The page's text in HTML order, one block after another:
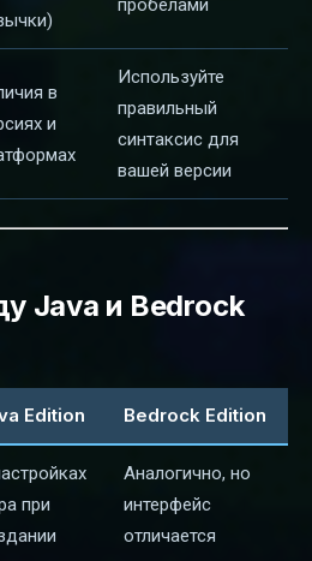
пробелами
в
и
Используйте
правильный
синтаксис для
вашей версии
Java и Bedrock
Edition Bedrock Edition
при
Аналогично, но
интерфейс
отличается